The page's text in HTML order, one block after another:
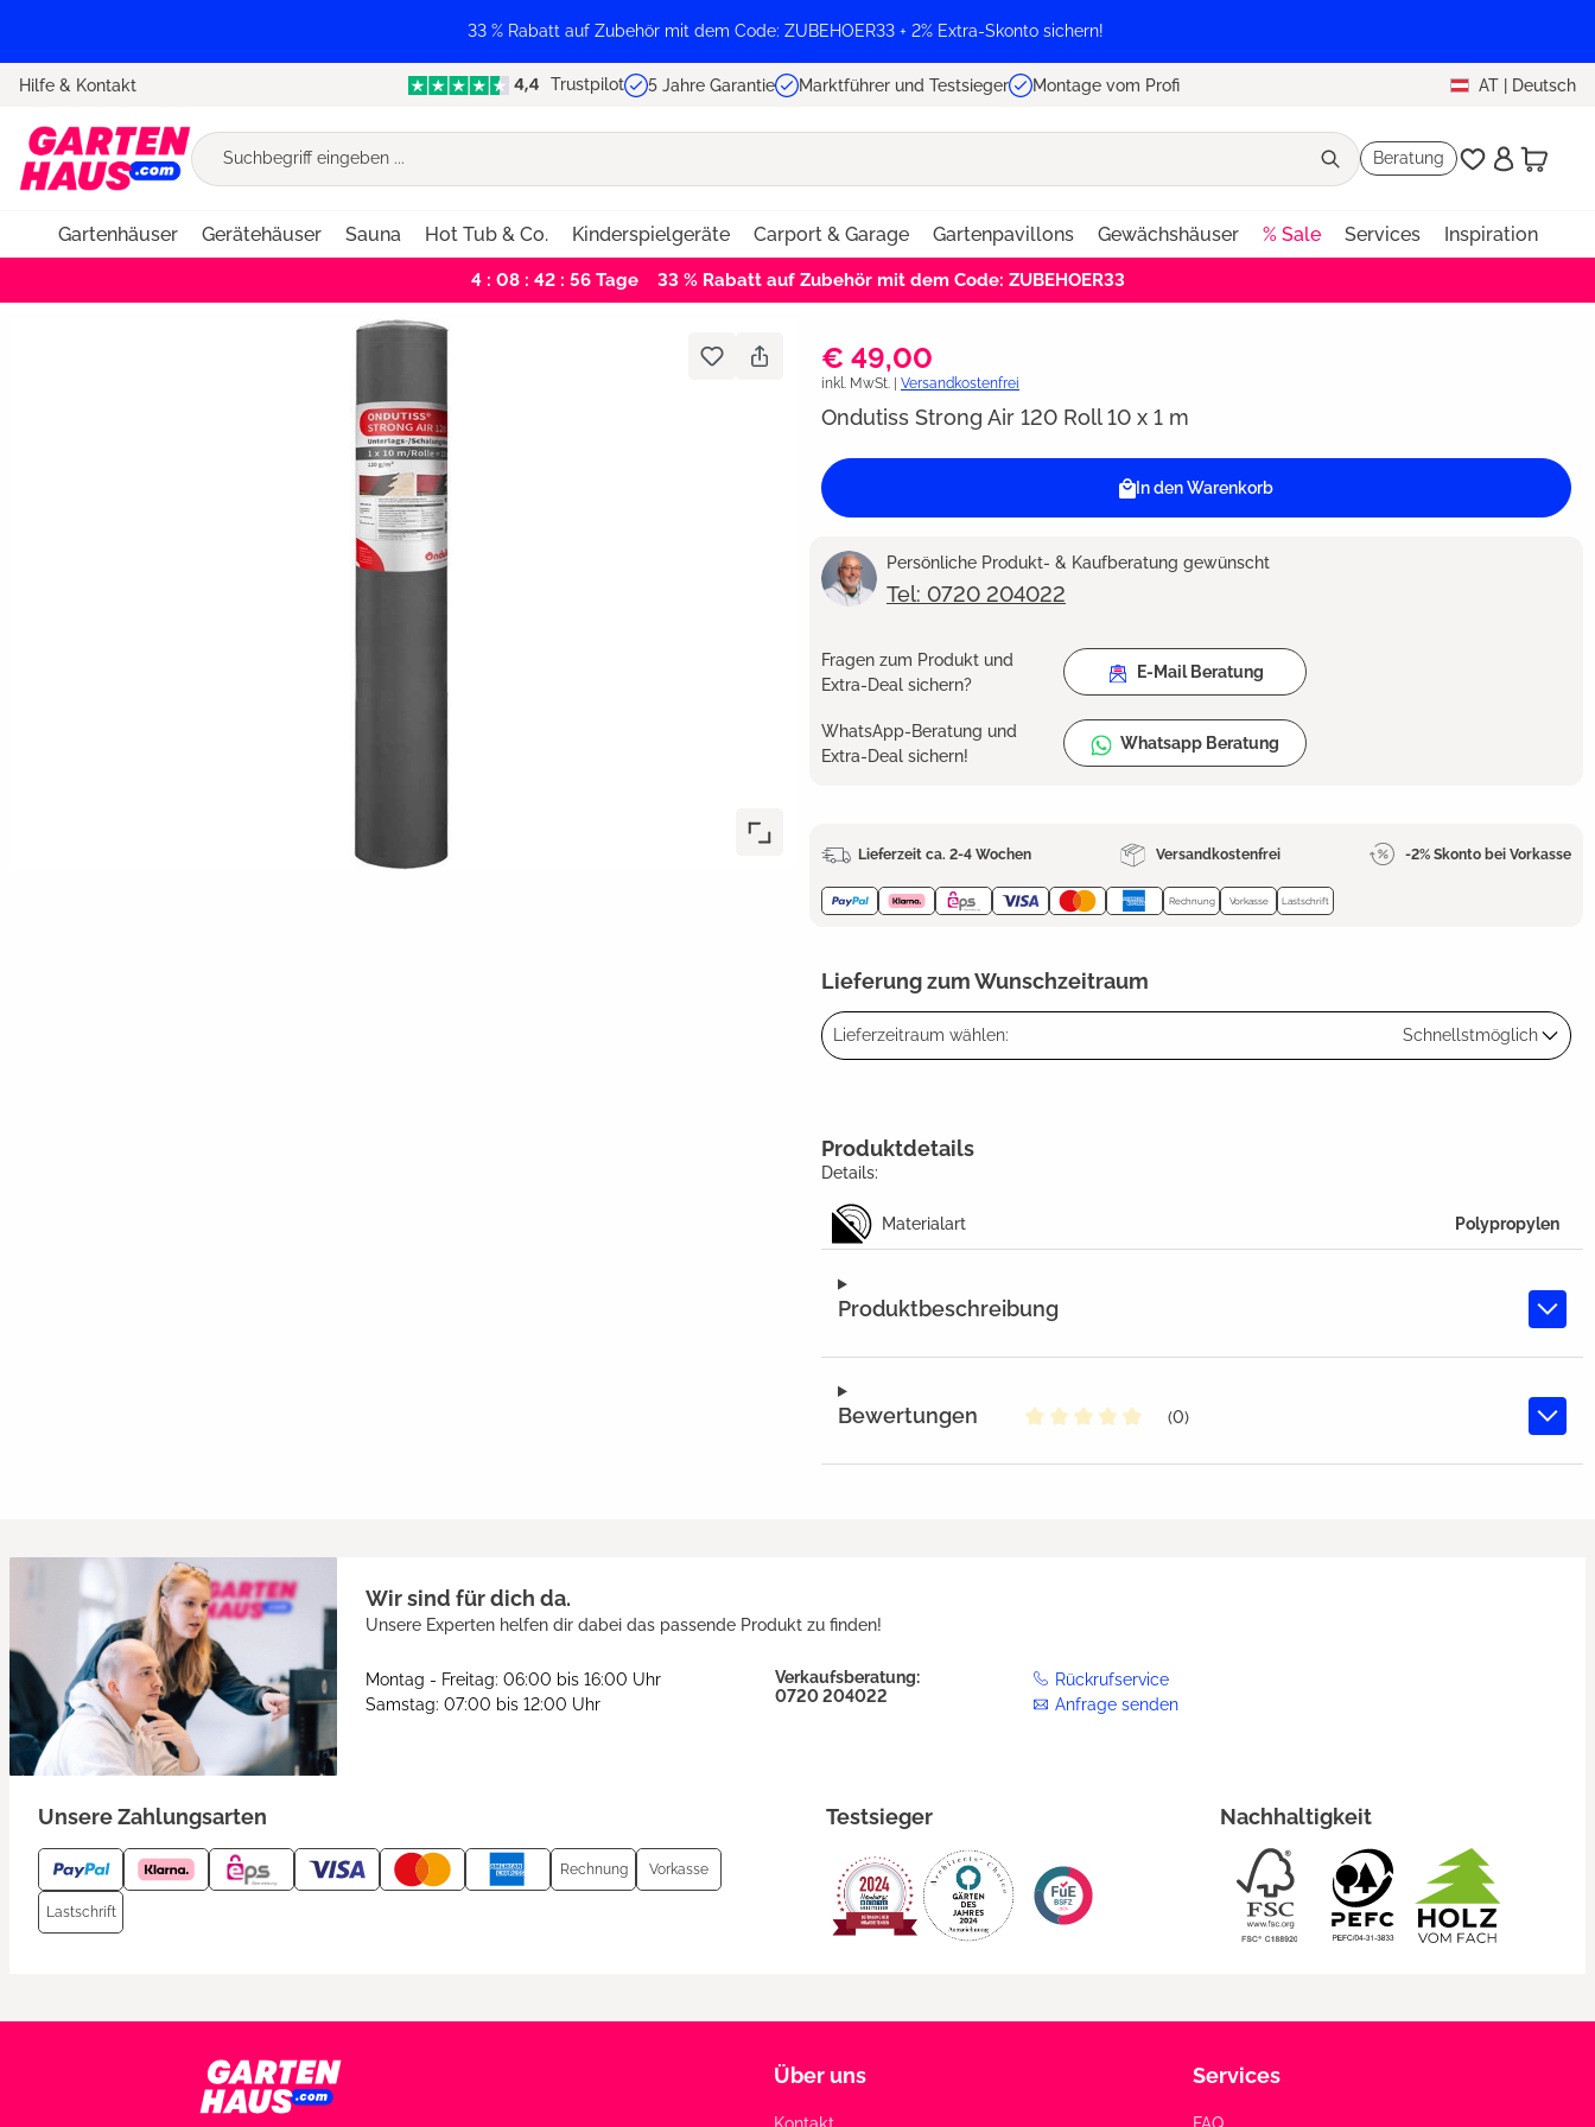
33 % Rabatt auf Zubehör mit dem Code: ZUBEHOER33 + 2% Extra-Skonto sichern!
Hilfe & Kontakt Trustpilot 5 Jahre Garantie Marktführer und Testsieger Montage vom Profi AT | Deutsch
Beratung
Gartenhäuser Gerätehäuser Sauna Hot Tub & Co. Kinderspielgeräte Carport & Garage Gartenpavillons Gewächshäuser % Sale Services Inspiration
4 : 08 : 42 : 56Tage 33 % Rabatt auf Zubehör mit dem Code: ZUBEHOER33
€ 49,00
inkl. MwSt. | Versandkostenfrei
Ondutiss Strong Air 120 Roll 10 x 1 m
In den Warenkorb
Persönliche Produkt- & Kaufberatung gewünscht
Tel: 0720 204022
Fragen zum Produkt und
Extra-Deal sichern?
E-Mail Beratung
WhatsApp-Beratung und
Extra-Deal sichern!
Whatsapp Beratung
Lieferzeit ca. 2-4 Wochen Versandkostenfrei -2% Skonto bei Vorkasse
Rechnung Vorkasse Lastschrift
Lieferung zum Wunschzeitraum
Lieferzeitraum wählen: Schnellstmöglich
Produktbeschreibung
Bewertungen
(0)
Produktdetails
Details:
Materialart Polypropylen
Wir sind für dich da.
Unsere Experten helfen dir dabei das passende Produkt zu finden!
Montag - Freitag: 06:00 bis 16:00 Uhr
Samstag: 07:00 bis 12:00 Uhr
Verkaufsberatung:
0720 204022
Rückrufservice
Anfrage senden
Unsere Zahlungsarten
Rechnung Vorkasse
Lastschrift
Testsieger Nachhaltigkeit
Über uns Services